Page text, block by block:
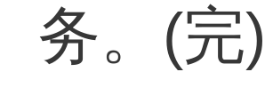
务。(完)